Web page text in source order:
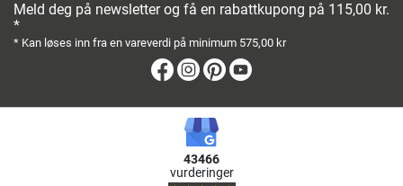
Meld deg på newsletter og få en rabattkupong på 115,00 kr.
*
* Kan løses inn fra en vareverdi på minimum 575,00 kr
Facebook
Instagram
Pinterest
43466
vurderinger